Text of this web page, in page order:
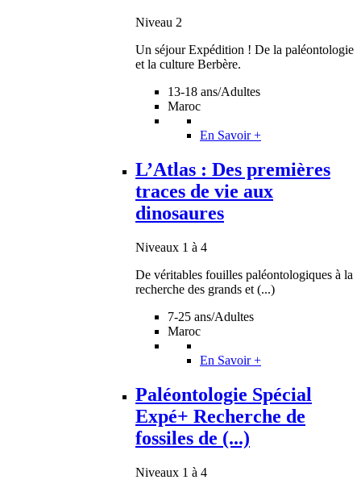
Niveau 2
Un séjour Expédition ! De la paléontologie
et la culture Berbère.
13-18 ans/Adultes
Maroc
En Savoir +
L’Atlas : Des premières
traces de vie aux
dinosaures
Niveaux 1 à 4
De véritables fouilles paléontologiques à la
recherche des grands et (...)
7-25 ans/Adultes
Maroc
En Savoir +
Paléontologie Spécial
Expé+ Recherche de
fossiles de (...)
Niveaux 1 à 4